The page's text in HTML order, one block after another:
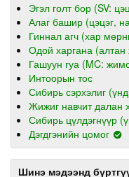
Эгэл голт бор (SV:
Алаг башир (цэцэг,
Гиннал агч (хар
Одой харгана (алтан
Гашуун гуа (MC:
Интоорын тос
Сибирь сэрхэлиг
Жижиг навчит далан
Сибирь цүлдэгнүүр
Дэгдгэнийн цомог
Шинэ мэдээнд